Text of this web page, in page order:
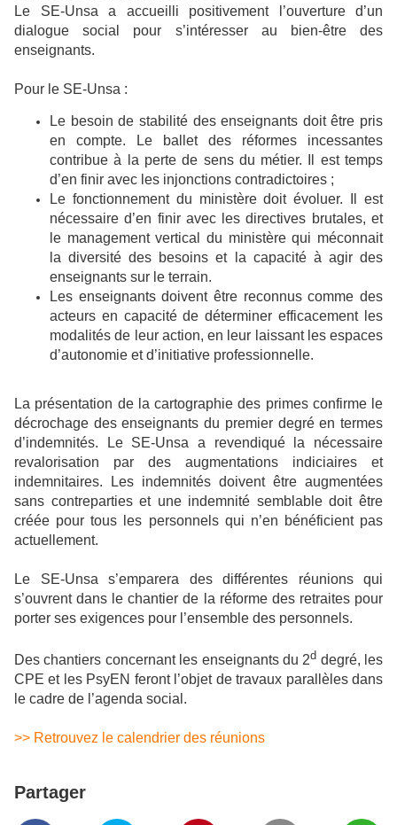
Le SE-Unsa a accueilli positivement l’ouverture d’un
dialogue social pour s’intéresser au bien-être des
enseignants.
Pour le SE-Unsa :
Le besoin de stabilité des enseignants doit être pris
en compte. Le ballet des réformes incessantes
contribue à la perte de sens du métier. Il est temps
d’en finir avec les injonctions contradictoires ;
Le fonctionnement du ministère doit évoluer. Il est
nécessaire d’en finir avec les directives brutales, et
le management vertical du ministère qui méconnait
la diversité des besoins et la capacité à agir des
enseignants sur le terrain.
Les enseignants doivent être reconnus comme des
acteurs en capacité de déterminer efficacement les
modalités de leur action, en leur laissant les espaces
d’autonomie et d’initiative professionnelle.
La présentation de la cartographie des primes confirme le
décrochage des enseignants du premier degré en termes
d’indemnités. Le SE-Unsa a revendiqué la nécessaire
revalorisation par des augmentations indiciaires et
indemnitaires. Les indemnités doivent être augmentées
sans contreparties et une indemnité semblable doit être
créée pour tous les personnels qui n’en bénéficient pas
actuellement.
Le SE-Unsa s’emparera des différentes réunions qui
s’ouvrent dans le chantier de la réforme des retraites pour
porter ses exigences pour l’ensemble des personnels.
Des chantiers concernant les enseignants du 2d degré, les
CPE et les PsyEN feront l’objet de travaux parallèles dans
le cadre de l’agenda social.
>> Retrouvez le calendrier des réunions
Partager